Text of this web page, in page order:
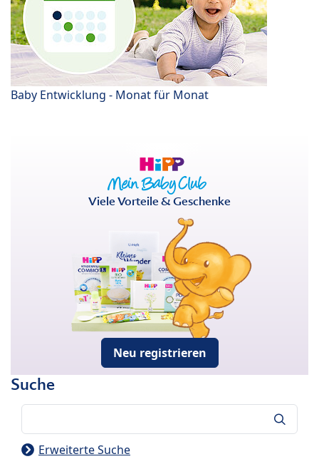
Baby Entwicklung - Monat für Monat
Viele Vorteile & Geschenke
Neu registrieren
Suche
Erweiterte Suche